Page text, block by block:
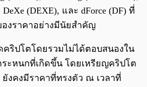
(DEXE), และ dForce (DF) ที่
งราคาอย่างมีนัยสำคัญ
คริปโตโดยรวมไม่ได้ตอบสนองใน
ะหนกที่เกิดขึ้น โดยเหรียญคริปโต
ยังคงมีราคาที่ทรงตัว ณ เวลาที่